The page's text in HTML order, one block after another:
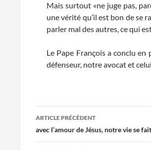
Mais surtout «ne juge pas,
une vérité qu’il est bon de se
parler mal des autres, ce qui
Le Pape François a conclu en
défenseur, notre avocat et
Navigation
des
ARTICLE PRÉCÉDENT
avec l’amour de Jésus, notre vie se